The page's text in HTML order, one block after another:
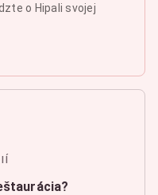
o Hipali svojej